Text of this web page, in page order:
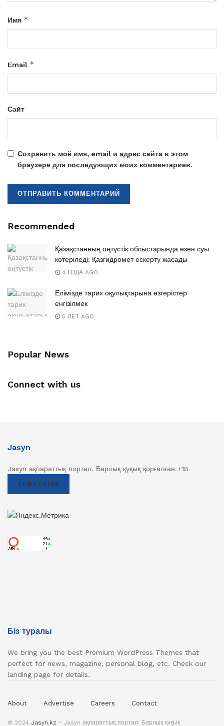
Имя *
Email *
Сайт
Сохранить моё имя, email и адрес сайта в этом
браузере для последующих моих комментариев.
Recommended
Қазақстанның оңтүстік облыстарында өзен суы
көтеріледі: Қазгидромет ескерту жасады
4 ГОДА AGO
Елімізде тарих оқулықтарына өзгерістер
енгізілмек
5 ЛЕТ AGO
Popular News
Connect with us
Jasyn
Jasyn ақпараттық портал. Барлық қүқық қорғалған.+18
SUBSCRIBE
Біз туралы
We bring you the best Premium WordPress Themes that
perfect for news, magazine, personal blog, etc. Check our
landing page for details.
About Advertise Careers Contact
© 2024 Jasyn.kz - Jasyn ақпараттық портал. Барлық қүқық